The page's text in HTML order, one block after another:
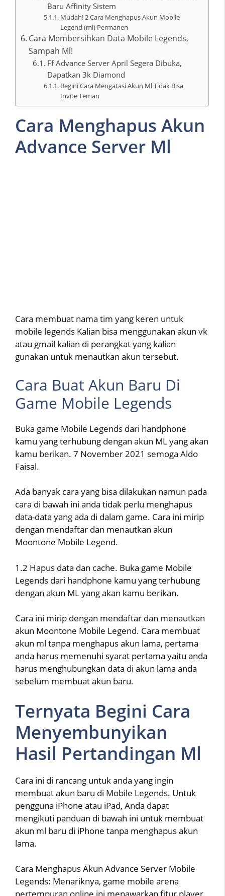
Baru Affinity Sistem
Mudah! 2 Cara Menghapus Akun Mobile
Legend (ml) Permanen
Cara Membersihkan Data Mobile Legends,
Sampah Ml!
Ff Advance Server April Segera Dibuka,
Dapatkan 3k Diamond
Begini Cara Mengatasi Akun Ml Tidak Bisa
Invite Teman
Cara Menghapus Akun
Advance Server Ml
Cara membuat nama tim yang keren untuk
mobile legends Kalian bisa menggunakan akun vk
atau gmail kalian di perangkat yang kalian
gunakan untuk menautkan akun tersebut.
Cara Buat Akun Baru Di
Game Mobile Legends
Buka game Mobile Legends dari handphone
kamu yang terhubung dengan akun ML yang akan
kamu berikan. 7 November 2021 semoga Aldo
Faisal.
Ada banyak cara yang bisa dilakukan namun pada
cara di bawah ini anda tidak perlu menghapus
data-data yang ada di dalam game. Cara ini mirip
dengan mendaftar dan menautkan akun
Moontone Mobile Legend.
1.2 Hapus data dan cache. Buka game Mobile
Legends dari handphone kamu yang terhubung
dengan akun ML yang akan kamu berikan.
Cara ini mirip dengan mendaftar dan menautkan
akun Moontone Mobile Legend. Cara membuat
akun ml tanpa menghapus akun lama, pertama
anda harus memenuhi syarat pertama yaitu anda
harus menghubungkan data di akun lama anda
sebelum membuat akun baru.
Ternyata Begini Cara
Menyembunyikan
Hasil Pertandingan Ml
Cara ini di rancang untuk anda yang ingin
membuat akun baru di Mobile Legends. Untuk
pengguna iPhone atau iPad, Anda dapat
mengikuti panduan di bawah ini untuk membuat
akun ml baru di iPhone tanpa menghapus akun
lama.
Cara Menghapus Akun Advance Server Mobile
Legends: Menariknya, game mobile arena